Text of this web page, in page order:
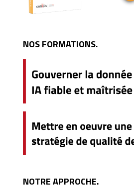
NOS FORMATIONS.
NOTRE APPROCHE.